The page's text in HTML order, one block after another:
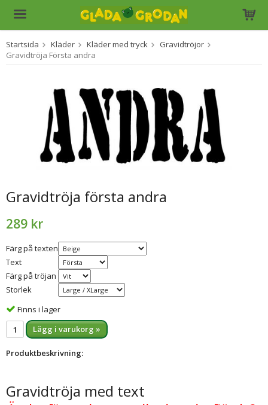
Produkten har blivit tillagd i varukorgen
Startsida Kläder Kläder med tryck
Gravidtröjor
Gravidtröja Första andra
Gravidtröja första andra
289 kr
Färg på texten
Text
Färg på tröjan
Storlek
Finns i lager
Lägg i varukorg »
Produktbeskrivning:
Gravidtröja med text